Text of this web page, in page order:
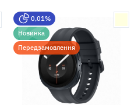
0,01%
Новинка
Передзамовлення